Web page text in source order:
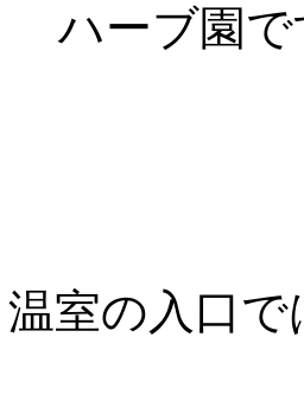
ハーブ園で
温室の入口